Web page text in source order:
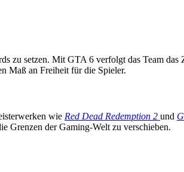
zu setzen. Mit GTA 6 verfolgt das Team
Maß an Freiheit für die Spieler.
wie Red Dead Redemption 2 und
Grenzen der Gaming-Welt zu verschieben.